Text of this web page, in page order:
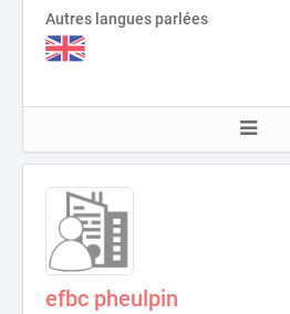
Autres langues parlées
efbc pheulpin